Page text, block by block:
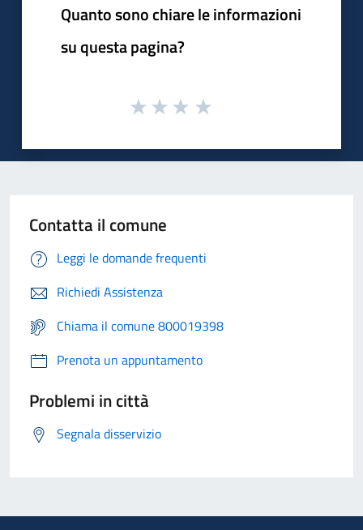
Quanto sono chiare le informazioni
su questa pagina?
Contatta il comune
Leggi le domande frequenti
Richiedi Assistenza
Chiama il comune 800019398
Prenota un appuntamento
Problemi in città
Segnala disservizio